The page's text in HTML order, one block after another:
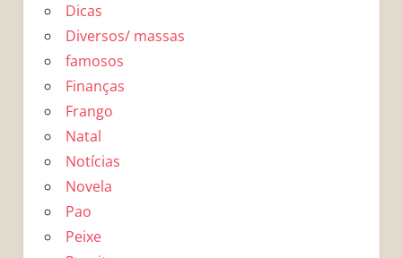
Dicas
Diversos/ massas
famosos
Finanças
Frango
Natal
Notícias
Novela
Pao
Peixe